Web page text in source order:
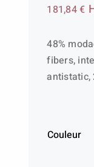
181,84€
48%
fibers,
antistatic,
Couleur